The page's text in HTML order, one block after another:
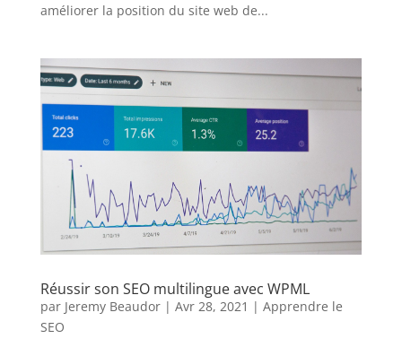
améliorer la position du site web de...
Réussir son SEO multilingue avec WPML
par Jeremy Beaudor| Avr 28, 2021 | Apprendre le
SEO